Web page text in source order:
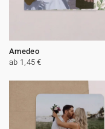
Amedeo
ab 1,45 €